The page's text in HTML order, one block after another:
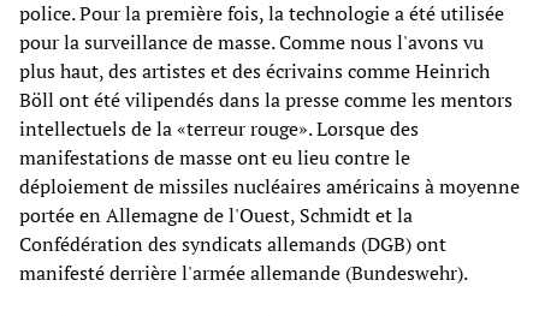
police. Pour la première fois, la technologie a été utilisée
pour la surveillance de masse. Comme nous l'avons vu
plus haut, des artistes et des écrivains comme Heinrich
Böll ont été vilipendés dans la presse comme les mentors
intellectuels de la «terreur rouge». Lorsque des
manifestations de masse ont eu lieu contre le
déploiement de missiles nucléaires américains à moyenne
portée en Allemagne de l'Ouest, Schmidt et la
Confédération des syndicats allemands (DGB) ont
manifesté derrière l'armée allemande (Bundeswehr).